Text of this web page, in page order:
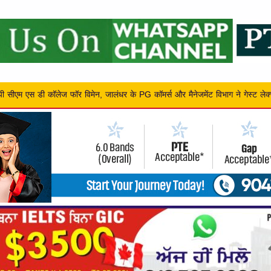
मैनेजमेंट विभाग ने गेस्ट लेक्चर आयोजित किया, एलपीयू के खिलाड़ियों ने